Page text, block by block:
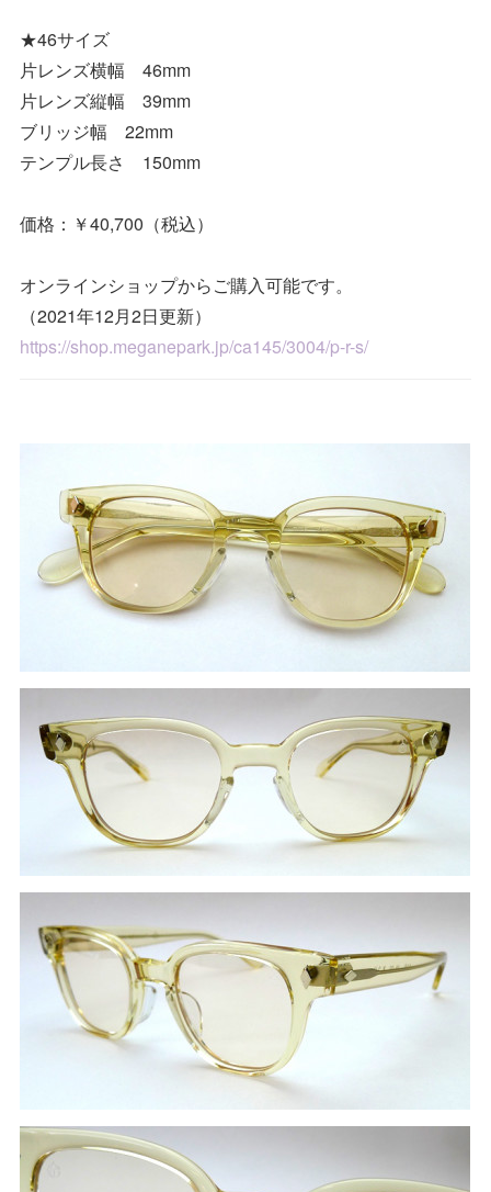
★46サイズ
片レンズ横幅 46mm
片レンズ縦幅 39mm
ブリッジ幅 22mm
テンプル長さ 150mm
価格：￥40,700（税込）
オンラインショップからご購入可能です。
（2021年12月2日更新）
https://shop.meganepark.jp/ca145/3004/p-r-s/